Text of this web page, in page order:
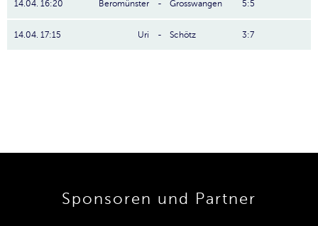
14.04. 16:20 Beromünster - Grosswangen 5:5
14.04. 17:15 Uri - Schötz 3:7
Sponsoren und Partner